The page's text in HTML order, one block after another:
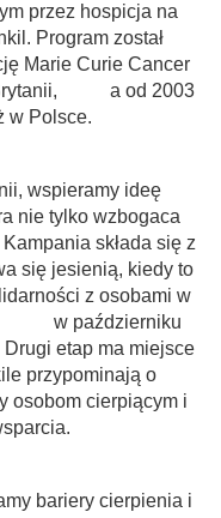
przez hospicja na
Program został
Marie Curie Cancer
Brytanii, a od 2003
w Polsce.
wspieramy ideę
nie tylko wzbogaca
składa się z
się jesienią, kiedy to
z osobami w
w październiku
etap ma miejsce
przypominają o
osobom cierpiącym i
bariery cierpienia i